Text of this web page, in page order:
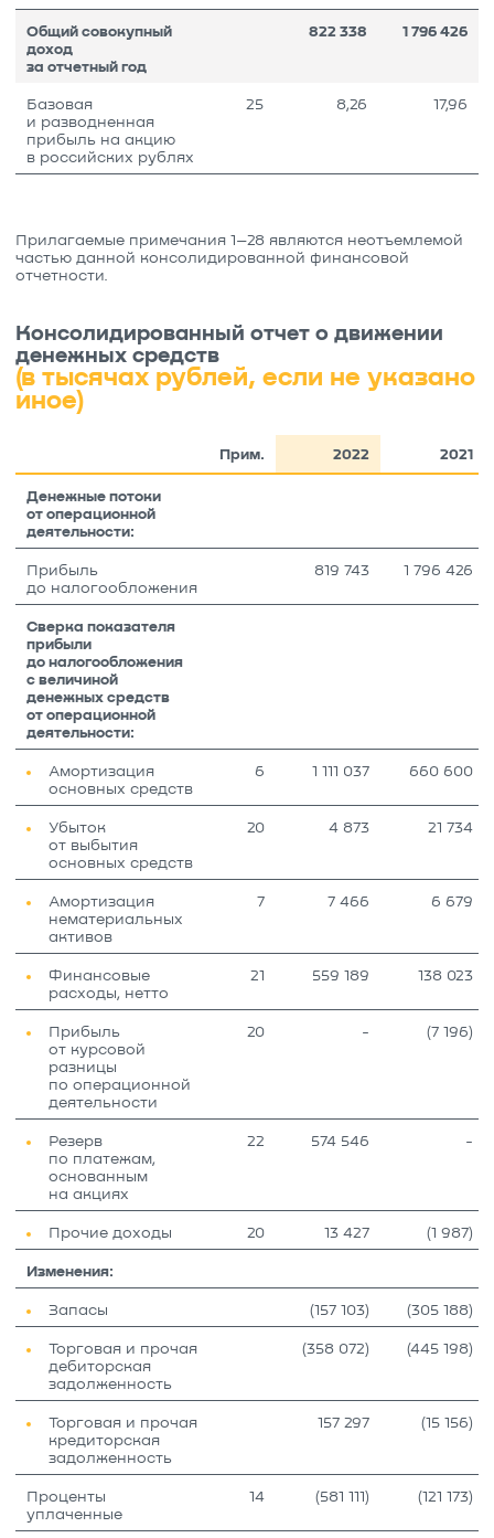
Общий совокупный
доход
за отчетный год
822 338 1 796 426
Базовая
и разводненная
прибыль на акцию
в российских рублях
25 8,26 17,96
Прилагаемые примечания 1–28 являются неотъемлемой
частью данной консолидированной финансовой
отчетности.
Консолидированный отчет о движении
денежных средств
(в тысячах рублей, если не указано
иное)
Прим. 2022 2021
Денежные потоки
от операционной
деятельности:
Прибыль
до налогообложения
819 743 1 796 426
Сверка показателя
прибыли
до налогообложения
с величиной
денежных средств
от операционной
деятельности:
Амортизация
основных средств
6 1 111 037 660 600
Убыток
от выбытия
основных средств
20 4 873 21 734
Амортизация
нематериальных
активов
7 7 466 6 679
Финансовые
расходы, нетто
21 559 189 138 023
Прибыль
от курсовой
разницы
по операционной
деятельности
20 - (7 196)
Резерв
по платежам,
основанным
на акциях
22 574 546 -
Прочие доходы 20 13 427 (1 987)
Изменения:
Запасы (157 103) (305 188)
Торговая и прочая
дебиторская
задолженность
(358 072) (445 198)
Торговая и прочая
кредиторская
задолженность
157 297 (15 156)
Проценты
уплаченные
14 (581 111) (121 173)